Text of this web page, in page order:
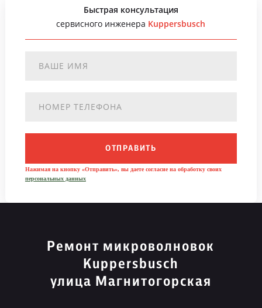
Быстрая консультация
сервисного инженера Kuppersbusch
ОТПРАВИТЬ
Нажимая на кнопку «Отправить», вы даете согласие на обработку своих
персональных данных
Ремонт микроволновок
Kuppersbusch
улица Магнитогорская